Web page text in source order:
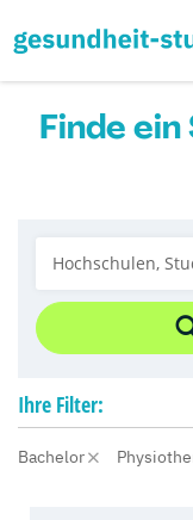
Finde
Ihre Filter:
Bachelor